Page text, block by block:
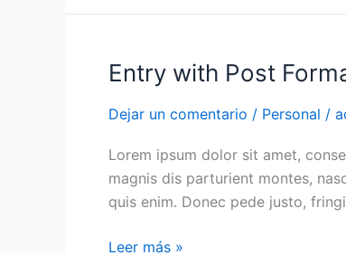
Entry with Post
Dejar un comentario / Personal /
Lorem ipsum dolor sit amet,
magnis dis parturient montes,
quis enim. Donec pede justo,
Entry
Post
“Video”
Leer más »